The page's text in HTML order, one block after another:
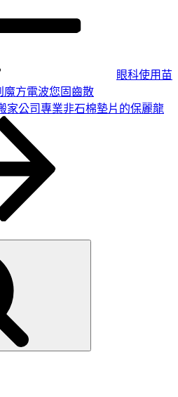
眼科使用苗
魔方電波您固齒散
家公司專業非石棉墊片的保麗龍